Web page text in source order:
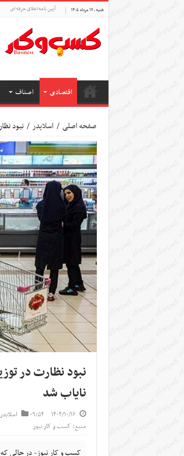
شنبه , ۱۷ مرداد ۱۴۰۵ آیین نامه اخلاق حرفه ای
اقتصادی اصناف
صفحه اصلی / اسلایدر / نبود
نبود نظارت در
نایاب شد
۱۴۰۴/۱۰/۱۶ ۰۹:۵۴ اسلایدر
منبع: کسب و کار نیوز
کسب و کار نیوز- در حالی